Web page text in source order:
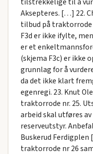
Aksepteres. […] 22.
tilbud på traktorrode
F3d er ikke ifylte,
er et
(skjema F3c) er ikke
grunnlag for å
da det ikke klart
egenregi. 23. Knut
traktorrode nr. 25.
arbeid skal utføres
reserveutstyr.
Buskerud
traktorrode nr 26